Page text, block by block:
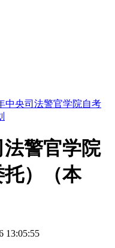
中央司法警官学院自考
法警官学院
）（本
13:05:55